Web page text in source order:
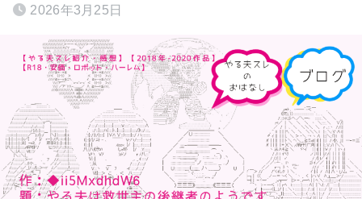
2026年3月25日